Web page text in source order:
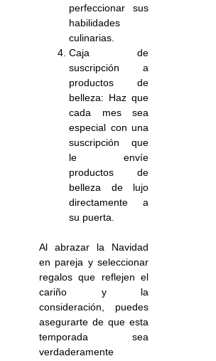
perfeccionar sus
habilidades
culinarias.
Caja de
suscripción a
productos de
belleza: Haz que
cada mes sea
especial con una
suscripción que
le envíe
productos de
belleza de lujo
directamente a
su puerta.
Al abrazar la Navidad
en pareja y seleccionar
regalos que reflejen el
cariño y la
consideración, puedes
asegurarte de que esta
temporada sea
verdaderamente